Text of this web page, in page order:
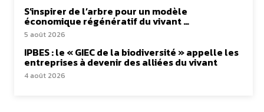
S’inspirer de l’arbre pour un modèle
économique régénératif du vivant …
5 août 2026
IPBES : le « GIEC de la biodiversité » appelle les
entreprises à devenir des alliées du vivant
4 août 2026